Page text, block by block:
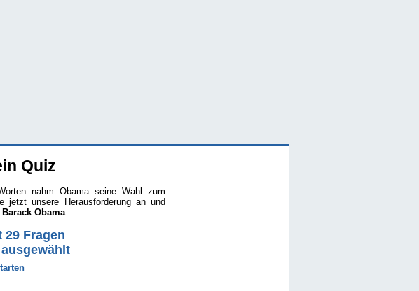
Quiz
nahm Obama seine Wahl zum
jetzt unsere Herausforderung an und
Barack Obama
29 Fragen